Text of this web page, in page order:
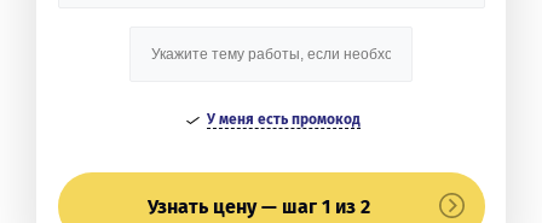
У меня есть промокод
Узнать цену — шаг 1 из 2